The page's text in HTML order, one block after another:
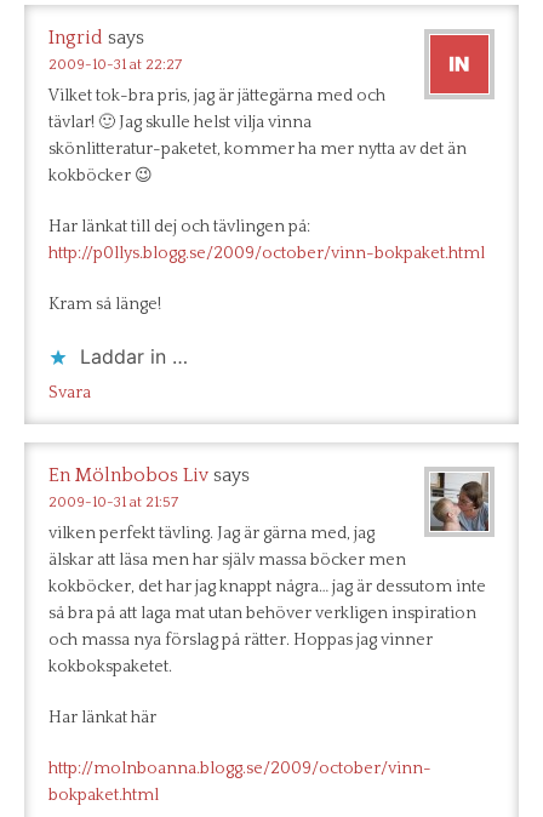
Ingrid says
2009-10-31 at 22:27
Vilket tok-bra pris, jag är jättegärna med och
tävlar! 🙂 Jag skulle helst vilja vinna
skönlitteratur-paketet, kommer ha mer nytta av det än
kokböcker 😉
Har länkat till dej och tävlingen på:
http://p0llys.blogg.se/2009/october/vinn-bokpaket.html
Kram så länge!
Laddar in …
Svara
En Mölnbobos Liv says
2009-10-31 at 21:57
vilken perfekt tävling. Jag är gärna med, jag
älskar att läsa men har själv massa böcker men
kokböcker, det har jag knappt några… jag är dessutom inte
så bra på att laga mat utan behöver verkligen inspiration
och massa nya förslag på rätter. Hoppas jag vinner
kokbokspaketet.
Har länkat här
http://molnboanna.blogg.se/2009/october/vinn-
bokpaket.html